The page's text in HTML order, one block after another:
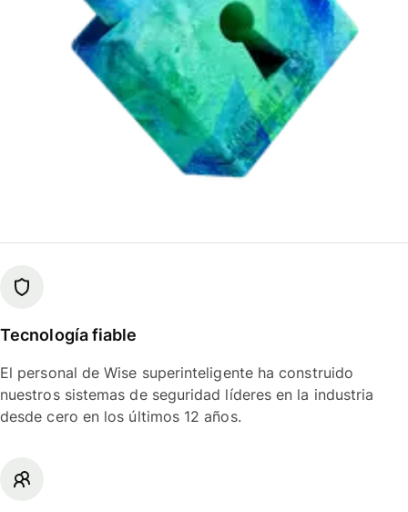
Tecnología fiable
El personal de Wise superinteligente ha construido
nuestros sistemas de seguridad líderes en la industria
desde cero en los últimos 12 años.